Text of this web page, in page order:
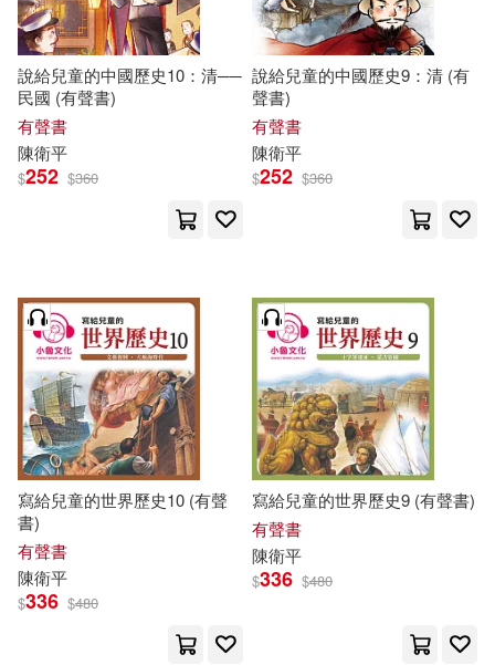
說給兒童的中國歷史10：清──
民國 (有聲書)
有聲書
陳衛平
$252 $360
說給兒童的中國歷史9：清 (有
聲書)
有聲書
陳衛平
$252 $360
寫給兒童的世界歷史10 (有聲
書)
有聲書
陳衛平
$336 $480
寫給兒童的世界歷史9 (有聲書)
有聲書
陳衛平
$336 $480